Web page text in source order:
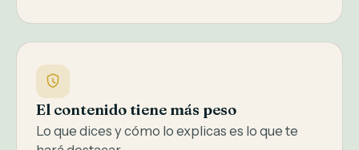
El contenido tiene más peso
Lo que dices y cómo lo explicas es lo que te